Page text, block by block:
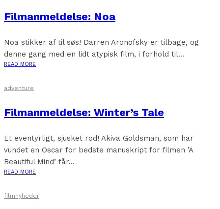
Filmanmeldelse: Noa
Noa stikker af til søs! Darren Aronofsky er tilbage, og
denne gang med en lidt atypisk film, i forhold til...
READ MORE
adventure
Filmanmeldelse: Winter’s Tale
Et eventyrligt, sjusket rod! Akiva Goldsman, som har
vundet en Oscar for bedste manuskript for filmen ’A
Beautiful Mind’ får...
READ MORE
filmnyheder